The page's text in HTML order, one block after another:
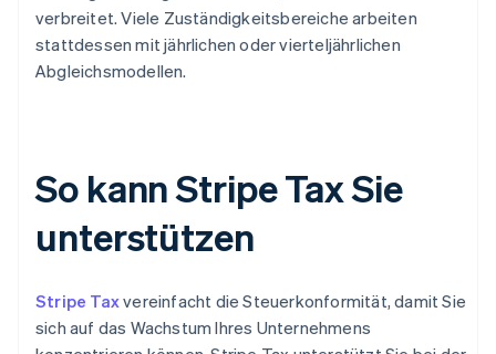
verbreitet. Viele Zuständigkeitsbereiche arbeiten
stattdessen mit jährlichen oder vierteljährlichen
Abgleichsmodellen.
So kann Stripe Tax Sie
unterstützen
Stripe Taxvereinfacht die Steuerkonformität, damit Sie
sich auf das Wachstum Ihres Unternehmens